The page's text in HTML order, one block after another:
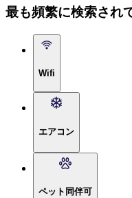
最も頻繁に検索され
Wifi
エアコン
ペット同伴可